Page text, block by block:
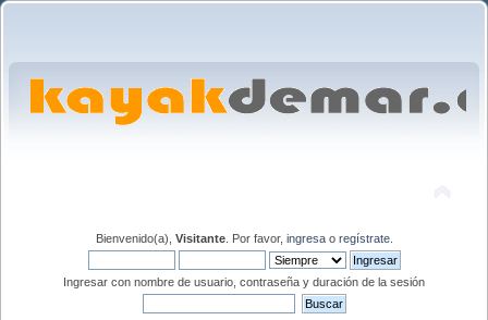
Bienvenido(a), Visitante. Por favor, ingresao regístrate.
Ingresar con nombre de usuario, contraseña y duración de la sesión